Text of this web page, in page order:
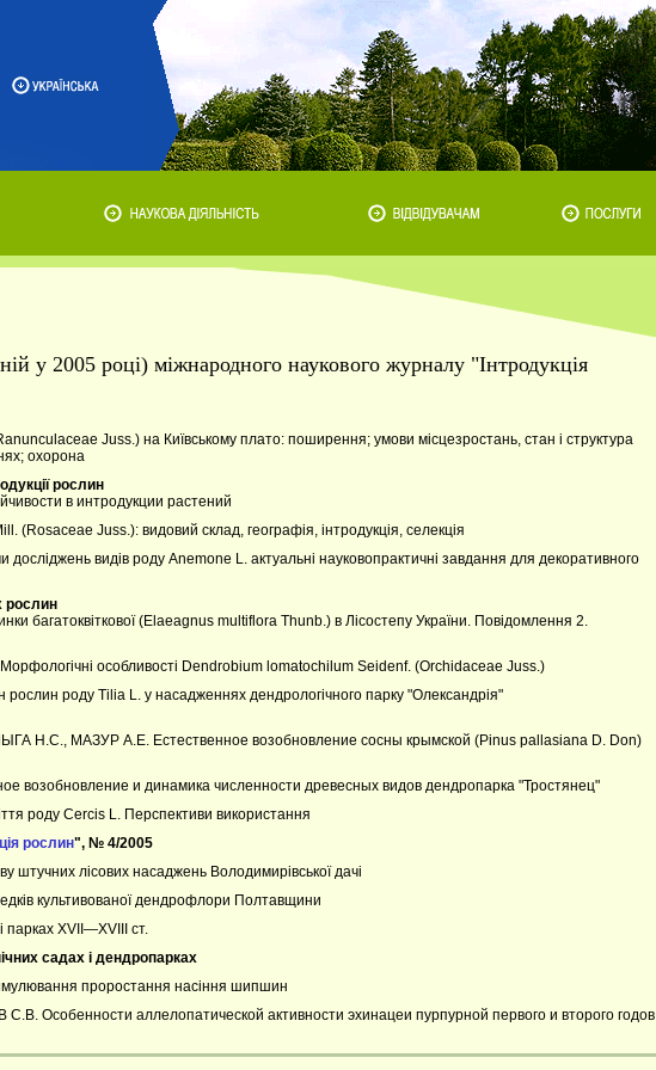
у 2005 році) міжнародного наукового журналу "Інтродукція
Juss.) на Київському плато: поширення; умови місцезростань, стан і структура
охорона
рослин
в интродукции растений
Juss.): видовий склад, географія, інтродукція, селекція
видів роду Anemone L. актуальні науковопрактичні завдання для декоративного
рослин
багатоквіткової (Elaeagnus multiflora Thunb.) в Лісостепу України. Повідомлення 2.
особливості Dendrobium lomatochilum Seidenf. (Orchidaceae Juss.)
роду Tilia L. у насадженнях дендрологічного парку "Олександрія"
МАЗУР А.Е. Естественное возобновление сосны крымской (Pinus pallasiana D. Don)
и динамика численности древесных видов дендропарка "Тростянец"
роду Cercis L. Перспективи використання
рослин", № 4/2005
лісових насаджень Володимирівської дачі
культивованої дендрофлори Полтавщини
ХVІІ—ХVІІІ ст.
садах і дендропарках
проростання насіння шипшин
аллелопатической активности эхинацеи пурпурной первого и второго годов